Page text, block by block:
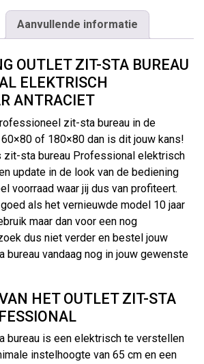
Aanvullende informatie
OUTLET ZIT-STA BUREAU
ELEKTRISCH
ANTRACIET
zit-sta bureau in de
of 180×80 dan is dit jouw kans!
zit-sta bureau Professional elektrisch
update in de look van de bediening
voorraad waar jij dus van profiteert.
als het vernieuwde model 10 jaar
maar dan voor een nog
dus niet verder en bestel jouw
vandaag nog in jouw gewenste
HET OUTLET ZIT-STA
bureau is een elektrisch te verstellen
instelhoogte van 65 cm en een